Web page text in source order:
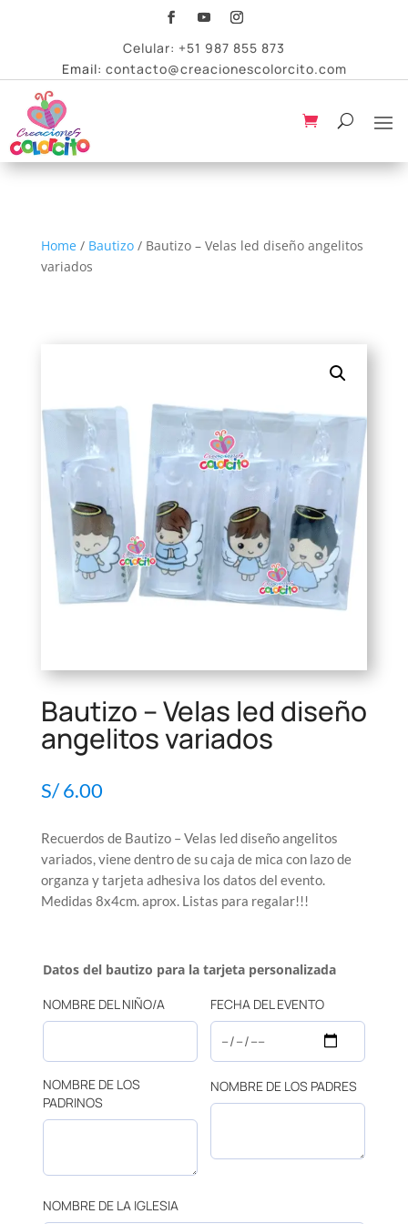
Celular: +51 987 855 873
Email: contacto@creacionescolorcito.com
Home/ Bautizo/ Bautizo – Velas led diseño angelitos
variados
Bautizo – Velas led diseño
angelitos variados
S/6.00
Recuerdos de Bautizo – Velas led diseño angelitos
variados, viene dentro de su caja de mica con lazo de
organza y tarjeta adhesiva los datos del evento.
Medidas 8x4cm. aprox. Listas para regalar!!!
Datos del bautizo para la tarjeta personalizada
NOMBRE DEL NIÑO/A
FECHA DEL EVENTO
NOMBRE DE LOS
PADRINOS
NOMBRE DE LOS PADRES
NOMBRE DE LA IGLESIA